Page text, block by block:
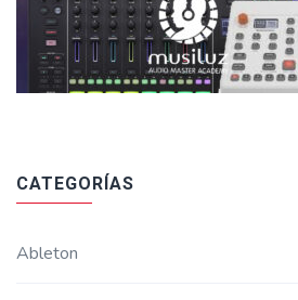
CATEGORÍAS
Ableton